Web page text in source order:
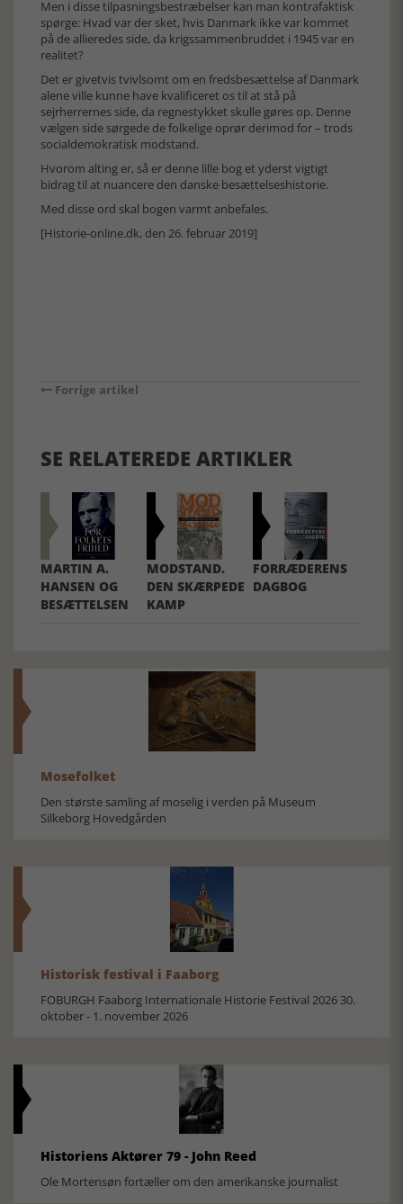
Men i disse tilpasningsbestræbelser kan man kontrafaktisk
spørge: Hvad var der sket, hvis Danmark ikke var kommet
på de allieredes side, da krigssammenbruddet i 1945 var en
realitet?
Det er givetvis tvivlsomt om en fredsbesættelse af Danmark
alene ville kunne have kvalificeret os til at stå på
sejrherrernes side, da regnestykket skulle gøres op. Denne
vælgen side sørgede de folkelige oprør derimod for – trods
socialdemokratisk modstand.
Hvorom alting er, så er denne lille bog et yderst vigtigt
bidrag til at nuancere den danske besættelseshistorie.
Med disse ord skal bogen varmt anbefales.
[Historie-online.dk, den 26. februar 2019]
Forrige artikel
SE RELATEREDE ARTIKLER
MARTIN A.
HANSEN OG
BESÆTTELSEN
MODSTAND.
DEN SKÆRPEDE
KAMP
FORRÆDERENS
DAGBOG
Mosefolket
Den største samling af moselig i verden på Museum
Silkeborg Hovedgården
Historisk festival i Faaborg
FOBURGH Faaborg Internationale Historie Festival 2026 30.
oktober - 1. november 2026
Historiens Aktører 79 - John Reed
Ole Mortensøn fortæller om den amerikanske journalist